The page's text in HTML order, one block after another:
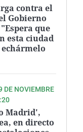
contra el
Gobierno
que
esta ciudad
DE NOVIEMBRE
Madrid',
en directo